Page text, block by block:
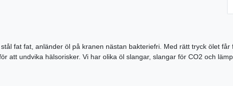
fat fat, anländer öl på kranen nästan bakteriefri. Med rätt tryck ölet får
att undvika hälsorisker. Vi har olika öl slangar, slangar för CO2 och